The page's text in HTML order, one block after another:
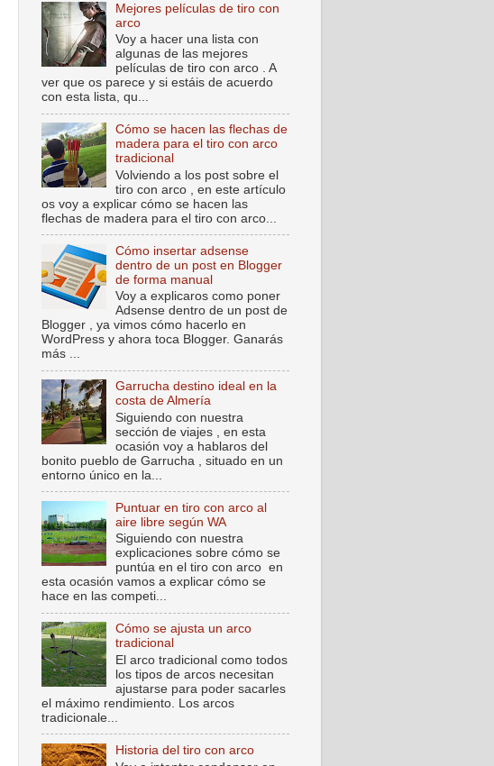
Mejores películas de tiro con
arco
Voy a hacer una lista con
algunas de las mejores
películas de tiro con arco . A
ver que os parece y si estáis de acuerdo
con esta lista, qu...
Cómo se hacen las flechas de
madera para el tiro con arco
tradicional
Volviendo a los post sobre el
tiro con arco , en este artículo
os voy a explicar cómo se hacen las
flechas de madera para el tiro con arco...
Cómo insertar adsense
dentro de un post en Blogger
de forma manual
Voy a explicaros como poner
Adsense dentro de un post de
Blogger , ya vimos cómo hacerlo en
WordPress y ahora toca Blogger. Ganarás
más ...
Garrucha destino ideal en la
costa de Almería
Siguiendo con nuestra
sección de viajes , en esta
ocasión voy a hablaros del
bonito pueblo de Garrucha , situado en un
entorno único en la...
Puntuar en tiro con arco al
aire libre según WA
Siguiendo con nuestra
explicaciones sobre cómo se
puntúa en el tiro con arco en
esta ocasión vamos a explicar cómo se
hace en las competi...
Cómo se ajusta un arco
tradicional
El arco tradicional como todos
los tipos de arcos necesitan
ajustarse para poder sacarles
el máximo rendimiento. Los arcos
tradicionale...
Historia del tiro con arco